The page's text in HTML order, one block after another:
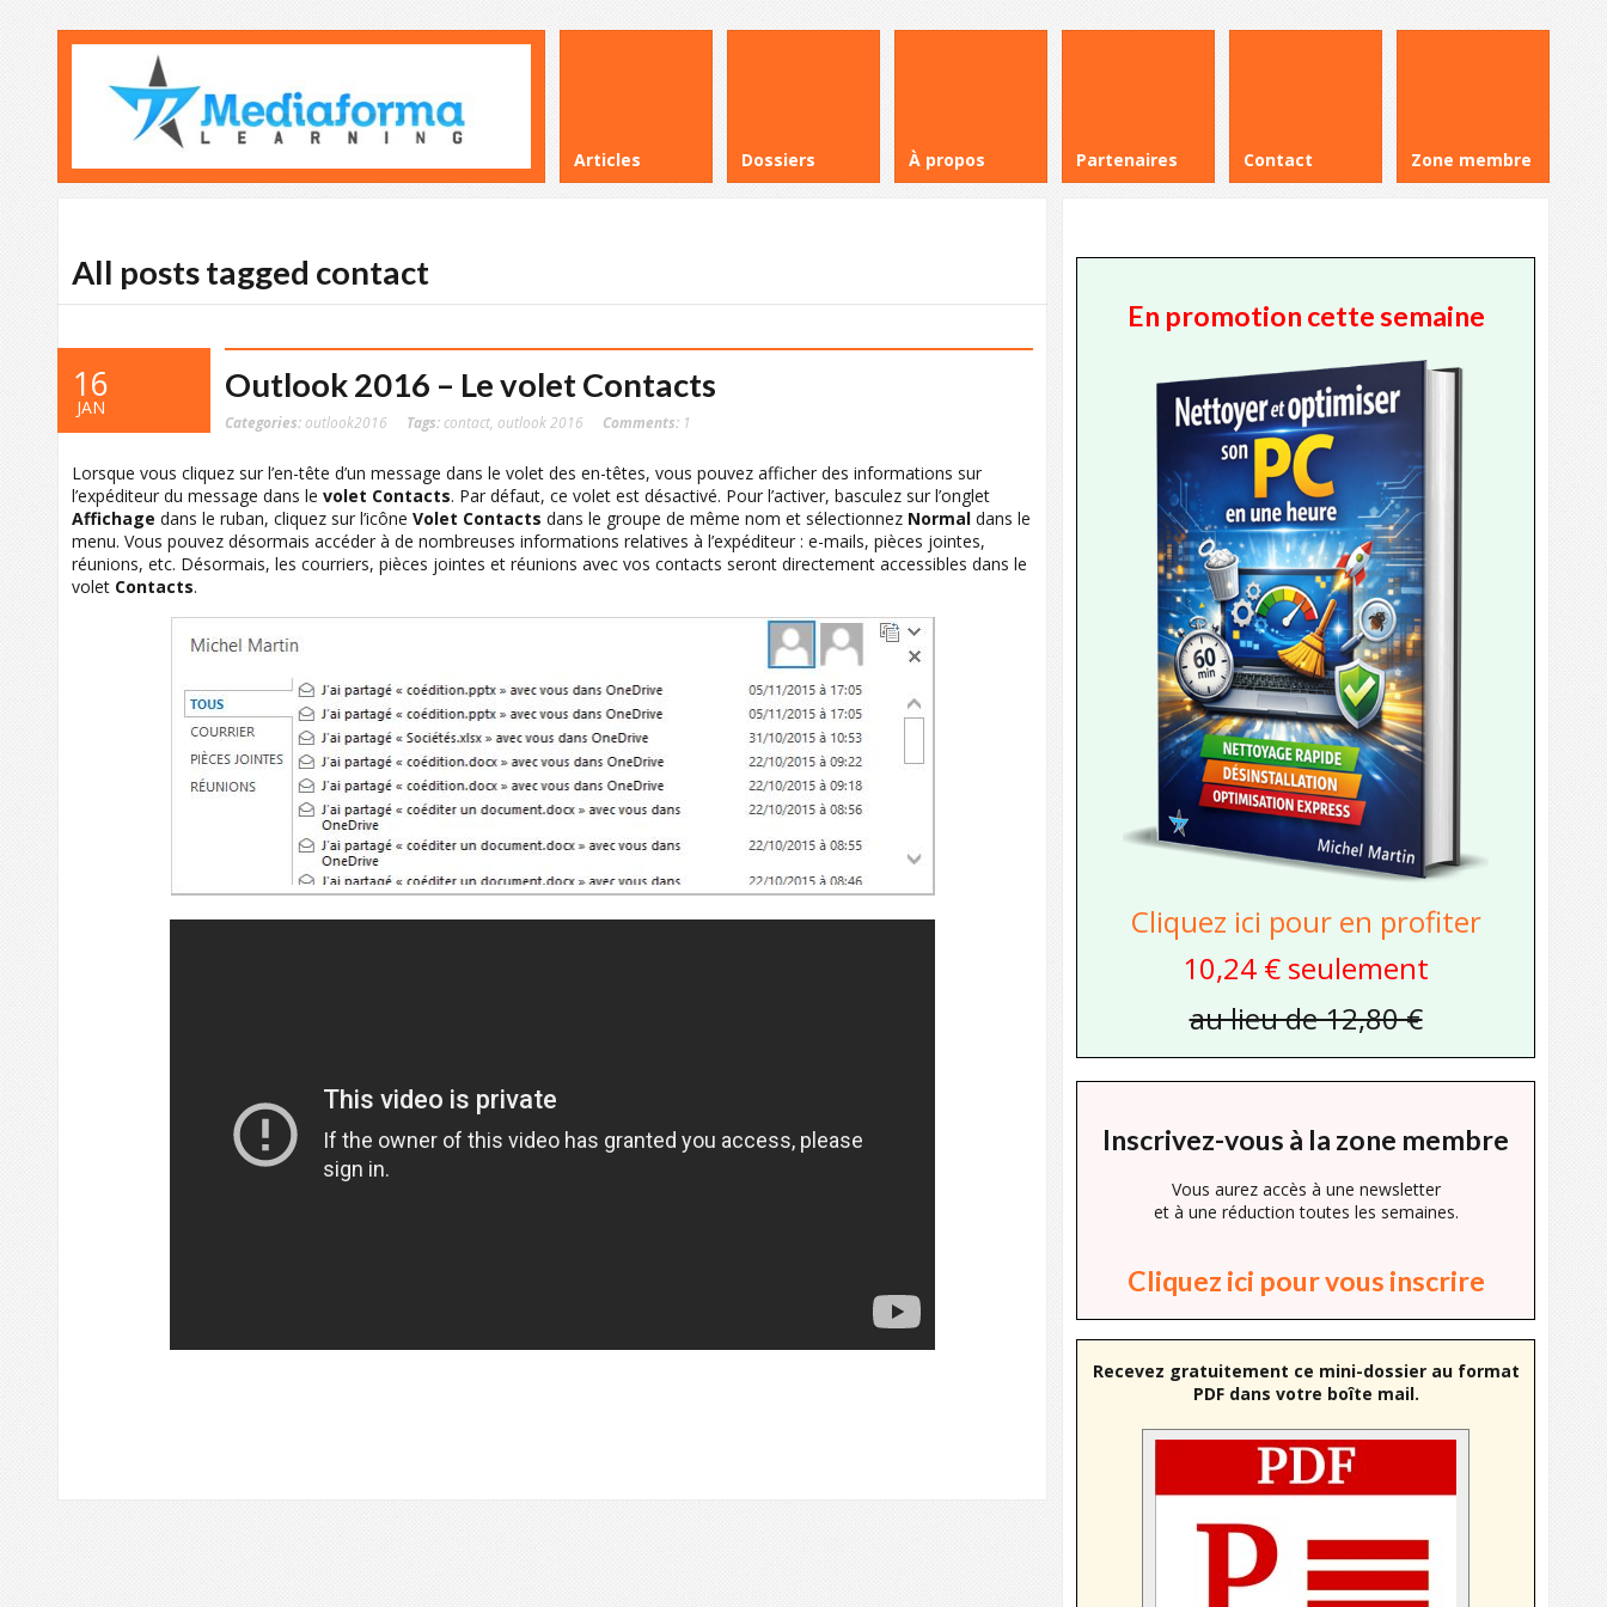
Articles Dossiers À propos Partenaires Contact Zone membre
All posts tagged contact
16
JAN
Outlook 2016 – Le volet Contacts
Categories: outlook2016 Tags: contact outlook 2016 Comments: 1
Lorsque vous cliquez sur l’en-tête d’un message dans le volet des en-têtes, vous pouvez afficher des informations sur
l’expéditeur du message dans le volet Contacts. Par défaut, ce volet est désactivé. Pour l’activer, basculez sur l’onglet
Affichage dans le ruban, cliquez sur l’icône Volet Contacts dans le groupe de même nom et sélectionnez Normal dans le
menu. Vous pouvez désormais accéder à de nombreuses informations relatives à l’expéditeur : e-mails, pièces jointes,
réunions, etc. Désormais, les courriers, pièces jointes et réunions avec vos contacts seront directement accessibles dans le
volet Contacts.
En promotion cette semaine
Cliquez ici pour en profiter
10,24 € seulement
au lieu de 12,80 €
Inscrivez-vous à la zone membre
Vous aurez accès à une newsletter
et à une réduction toutes les semaines.
Cliquez ici pour vous inscrire
Recevez gratuitement ce mini-dossier au format
PDF dans votre boîte mail.